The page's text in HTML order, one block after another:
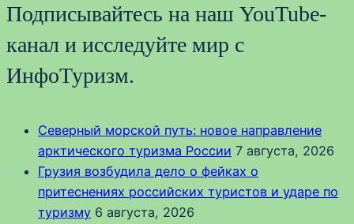
Подписывайтесь на наш YouTube-
канал и исследуйте мир с
ИнфоТуризм.
Северный морской путь: новое направление
арктического туризма России 7 августа, 2026
Грузия возбудила дело о фейках о
притеснениях российских туристов и ударе по
туризму 6 августа, 2026